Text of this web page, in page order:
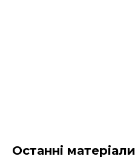
Останні матеріали